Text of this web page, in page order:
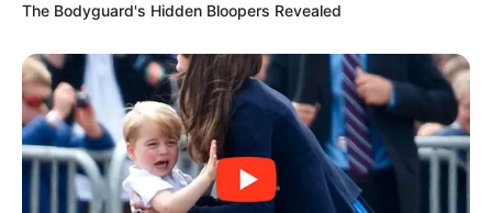
The Bodyguard's Hidden Bloopers Revealed